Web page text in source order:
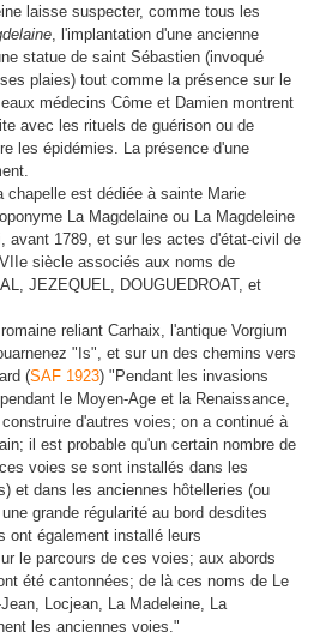
laisse suspecter, comme tous les
, l'implantation d'une ancienne
statue de saint Sébastien (invoqué
plaies) tout comme la présence sur le
médecins Côme et Damien montrent
avec les rituels de guérison ou de
les épidémies. La présence d'une
chapelle est dédiée à sainte Marie
La Magdelaine ou La Magdeleine
avant 1789, et sur les actes d'état-civil de
siècle associés aux noms de
JEZEQUEL, DOUGUEDROAT, et
reliant Carhaix, l'antique Vorgium
"Is", et sur un des chemins vers
(SAF 1923) "Pendant les invasions
le Moyen-Age et la Renaissance,
d'autres voies; on a continué à
il est probable qu'un certain nombre de
voies se sont installés dans les
et dans les anciennes hôtelleries (ou
grande régularité au bord desdites
ont également installé leurs
le parcours de ces voies; aux abords
été cantonnées; de là ces noms de Le
Locjean, La Madeleine, La
les anciennes voies."